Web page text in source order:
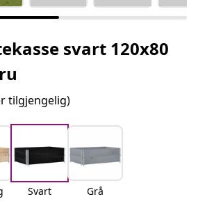
svart 120x80
tilgjengelig)
Svart Grå